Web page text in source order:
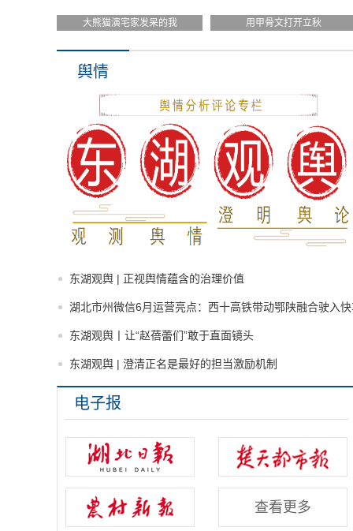
大熊猫演宅家发呆的我 用甲骨文打开立秋
舆情
东湖观舆 | 正视舆情蕴含的治理价值
湖北市州微信6月运营亮点：西十高铁带动鄂陕融合驶入
东湖观舆丨让“赵蓓蕾们”敢于直面镜头
东湖观舆 | 澄清正名是最好的担当激励机制
电子报
查看更多
湖北省互联网新闻信息服务单位信息（截至2026
年6月30日）